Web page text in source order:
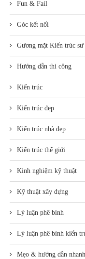
Fun & Fail
Góc kết nối
Gương mặt Kiến trúc sư
Hướng dẫn thi công
Kiến trúc
Kiến trúc đẹp
Kiến trúc nhà đẹp
Kiến trúc thế giới
Kinh nghiệm kỹ thuật
Kỹ thuật xây dựng
Lý luận phê bình
Lý luận phê bình kiến
Mẹo & hướng dẫn nhanh